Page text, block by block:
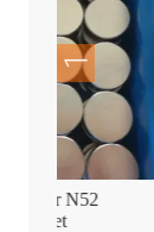
thermischer